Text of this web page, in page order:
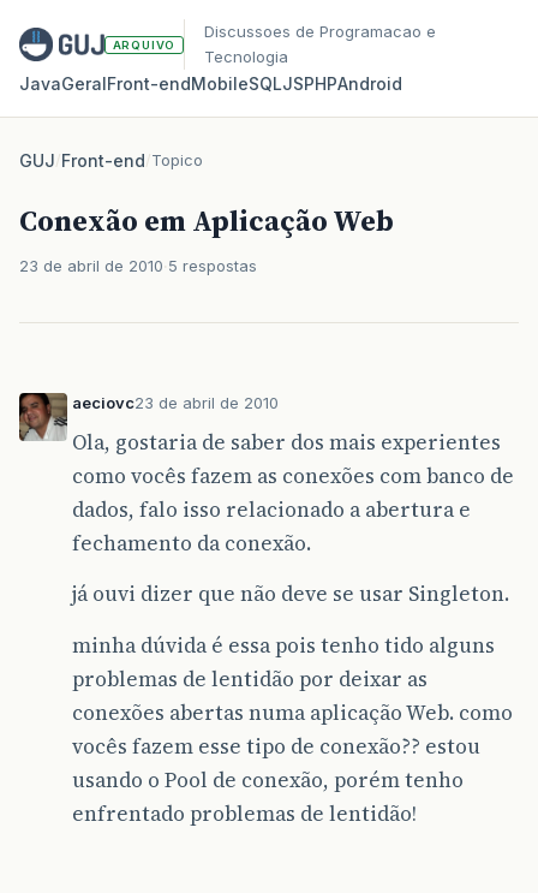
ARQUIVO
Discussoes de Programacao e
Tecnologia
JavaGeralFront‑endMobileSQLJSPHPAndroid
GUJ/Front-end/Topico
Conexão em Aplicação Web
23 de abril de 2010 5 respostas
aeciovc23 de abril de 2010
Ola, gostaria de saber dos mais experientes
como vocês fazem as conexões com banco de
dados, falo isso relacionado a abertura e
fechamento da conexão.
já ouvi dizer que não deve se usar Singleton.
minha dúvida é essa pois tenho tido alguns
problemas de lentidão por deixar as
conexões abertas numa aplicação Web. como
vocês fazem esse tipo de conexão?? estou
usando o Pool de conexão, porém tenho
enfrentado problemas de lentidão!